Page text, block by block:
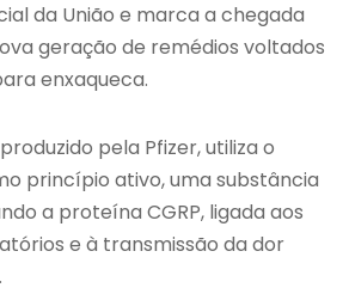
da União e marca a chegada
geração de remédios voltados
enxaqueca.
pela Pfizer, utiliza o
princípio ativo, uma substância
a proteína CGRP, ligada aos
e à transmissão da dor